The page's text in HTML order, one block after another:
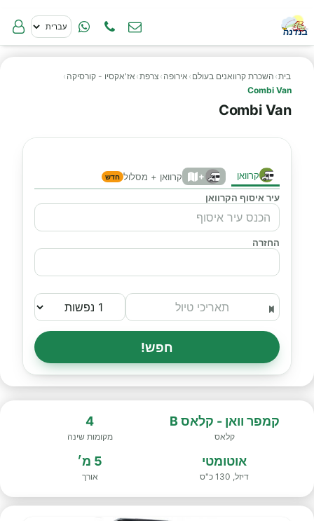
בית› השכרת קרוואנים בעולם › אירופה › צרפת› אז'אקסיו - קורסיקה ›
Combi Van
Combi Van
קרוואן + קרוואן + מסלול חדש
עיר איסוף הקרוואן
החזרה
חפש!
קמפר וואן - קלאס B
קלאס
4
מקומות שינה
אוטומטי
דיזל, 130 כ"ס
5 מ׳
אורך